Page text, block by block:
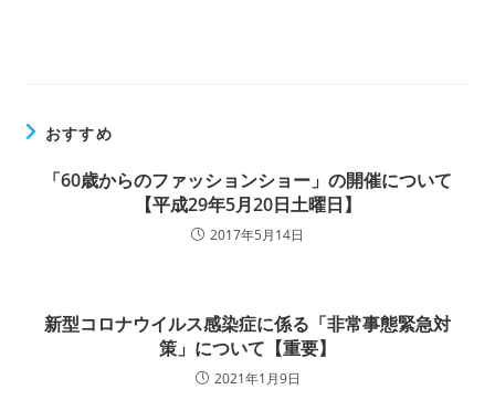
おすすめ
「60歳からのファッションショー」の開催について
【平成29年5月20日土曜日】
2017年5月14日
新型コロナウイルス感染症に係る「非常事態緊急対
策」について【重要】
2021年1月9日